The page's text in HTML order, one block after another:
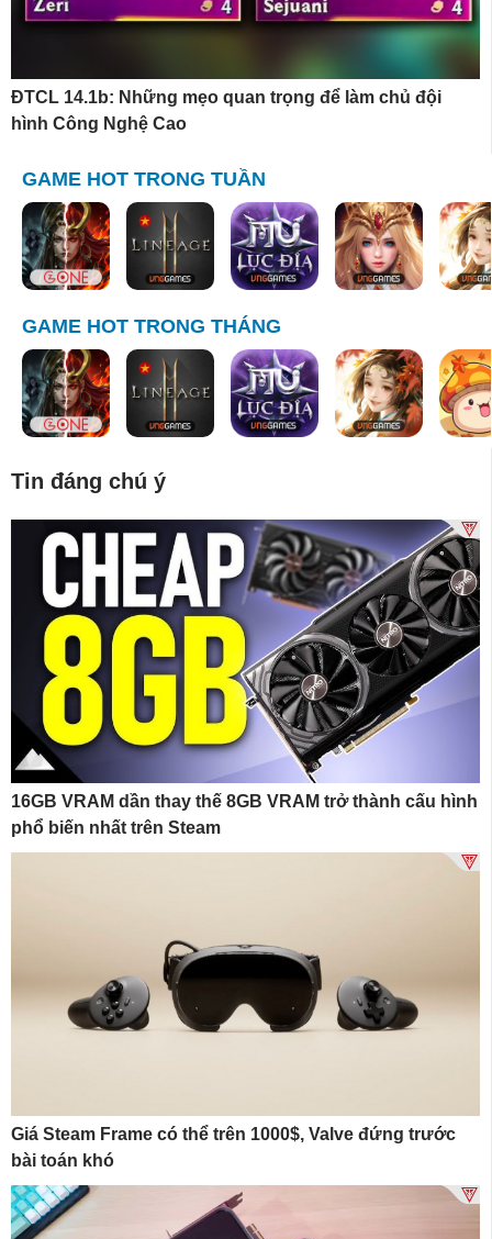
ĐTCL 14.1b: Những mẹo quan trọng để làm chủ đội
hình Công Nghệ Cao
GAME HOT TRONG TUẦN
GAME HOT TRONG THÁNG
Tin đáng chú ý
16GB VRAM dần thay thế 8GB VRAM trở thành cấu hình
phổ biến nhất trên Steam
Giá Steam Frame có thể trên 1000$, Valve đứng trước
bài toán khó